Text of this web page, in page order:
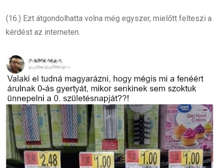
(16.) Ezt átgondolhatta volna még egyszer, mielőtt felteszi a
kérdést az interneten.